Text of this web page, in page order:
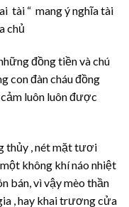
tài “ mang ý nghĩa tài
chủ
đồng tiền và chú
con đàn cháu đồng
luôn luôn được
thủy , nét mặt tươi
không khí náo nhiệt
bán, vì vậy mèo thần
, hay khai trương cửa